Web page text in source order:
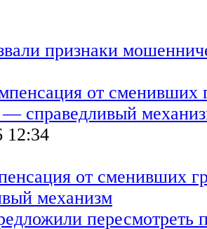
признаки
12:34
от сменивших
механизм